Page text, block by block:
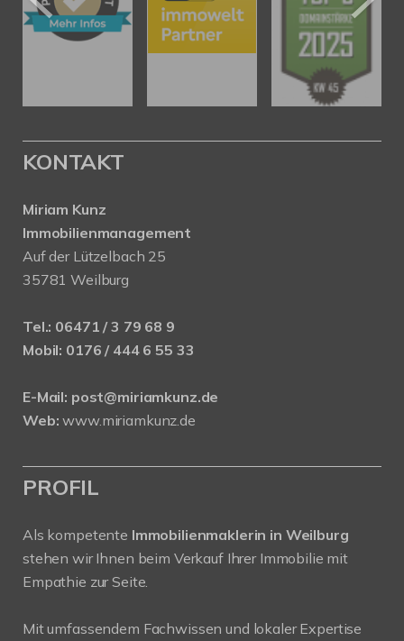
KONTAKT
Miriam Kunz
Immobilienmanagement
Auf der Lützelbach 25
35781 Weilburg
Tel.: 06471 / 3 79 68 9
Mobil: 0176 / 444 6 55 33
E-Mail: post@miriamkunz.de
Web: www.miriamkunz.de
PROFIL
Als kompetente Immobilienmaklerin in Weilburg
stehen wir Ihnen beim Verkauf Ihrer Immobilie mit
Empathie zur Seite.
Mit umfassendem Fachwissen und lokaler Expertise